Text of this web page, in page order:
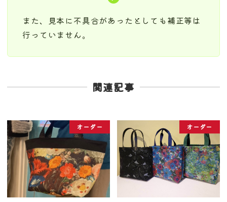
また、見本に不具合があったとしても補正等は
行っていません。
関連記事
オーダー オーダー